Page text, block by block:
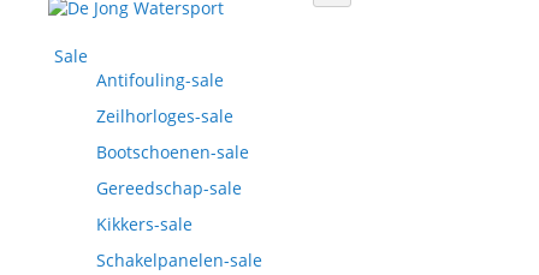
Sale
Antifouling-sale
Zeilhorloges-sale
Bootschoenen-sale
Gereedschap-sale
Kikkers-sale
Schakelpanelen-sale